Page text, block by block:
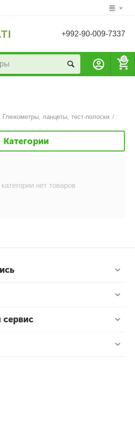
+992-90-009-7337
0
Глюкометры, ланцеты, тест-полоски /
Категории
нет товаров
сервис